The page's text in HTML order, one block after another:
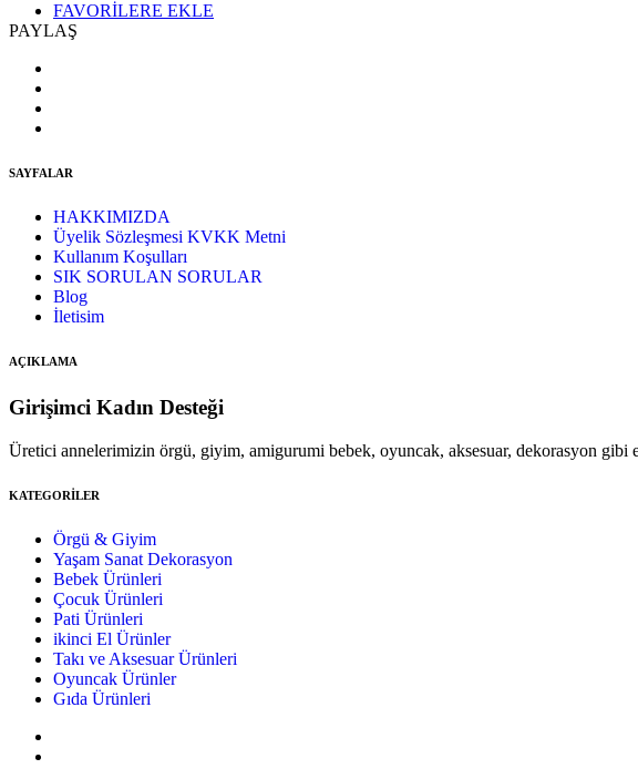
FAVORİLERE EKLE
PAYLAŞ
SAYFALAR
HAKKIMIZDA
Üyelik Sözleşmesi KVKK Metni
Kullanım Koşulları
SIK SORULAN SORULAR
Blog
İletisim
AÇIKLAMA
Girişimci Kadın Desteği
Üretici annelerimizin örgü, giyim, amigurumi bebek, oyuncak, aksesuar, dekorasyon
KATEGORİLER
Örgü & Giyim
Yaşam Sanat Dekorasyon
Bebek Ürünleri
Çocuk Ürünleri
Pati Ürünleri
ikinci El Ürünler
Takı ve Aksesuar Ürünleri
Oyuncak Ürünler
Gıda Ürünleri